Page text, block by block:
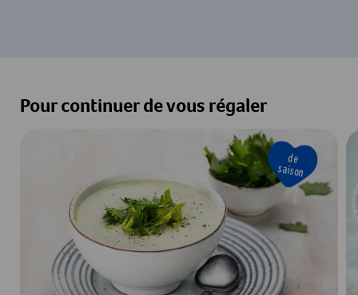
Pour continuer de vous régaler
de
saison